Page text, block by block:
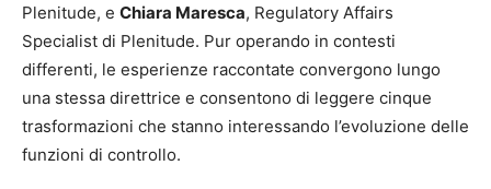
Plenitude, e Chiara Maresca, Regulatory Affairs
Specialist di Plenitude. Pur operando in contesti
differenti, le esperienze raccontate convergono lungo
una stessa direttrice e consentono di leggere cinque
trasformazioni che stanno interessando l’evoluzione delle
funzioni di controllo.